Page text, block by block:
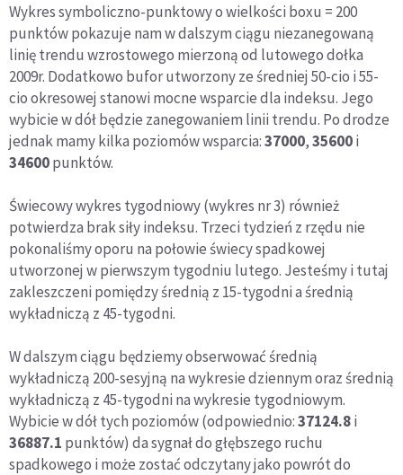
Wykres symboliczno-punktowy o wielkości boxu = 200
punktów pokazuje nam w dalszym ciągu niezanegowaną
linię trendu wzrostowego mierzoną od lutowego dołka
2009r. Dodatkowo bufor utworzony ze średniej 50-cio i 55-
cio okresowej stanowi mocne wsparcie dla indeksu. Jego
wybicie w dół będzie zanegowaniem linii trendu. Po drodze
jednak mamy kilka poziomów wsparcia:37000,35600i
34600punktów.
Świecowy wykres tygodniowy (wykres nr 3) również
potwierdza brak siły indeksu. Trzeci tydzień z rzędu nie
pokonaliśmy oporu na połowie świecy spadkowej
utworzonej w pierwszym tygodniu lutego. Jesteśmy i tutaj
zakleszczeni pomiędzy średnią z 15-tygodni a średnią
wykładniczą z 45-tygodni.
W dalszym ciągu będziemy obserwować średnią
wykładniczą 200-sesyjną na wykresie dziennym oraz średnią
wykładniczą z 45-tygodni na wykresie tygodniowym.
Wybicie w dół tych poziomów (odpowiednio:37124.8i
36887.1 punktów) da sygnał do głębszego ruchu
spadkowego i może zostać odczytany jako powrót do